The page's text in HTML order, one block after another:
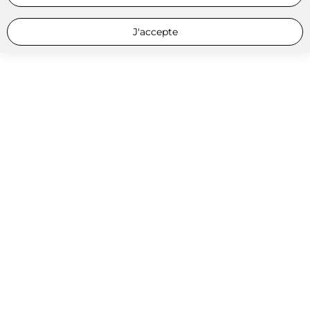
J'accepte